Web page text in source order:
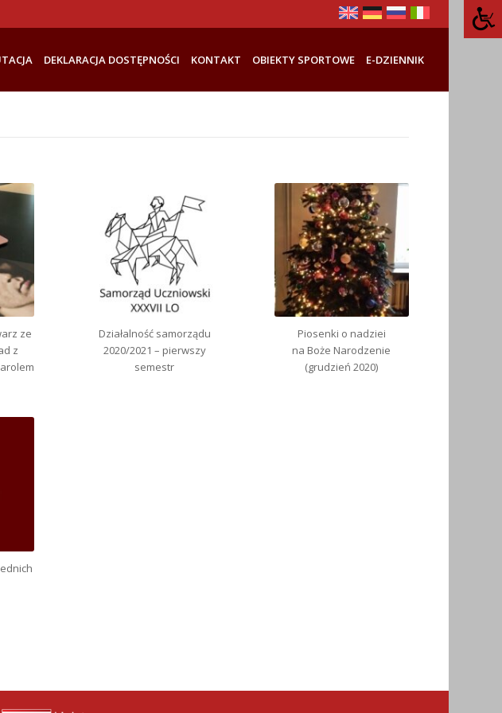
DEKLARACJA DOSTĘPNOŚCI KONTAKT OBIEKTY SPORTOWE E-DZIENNIK
ze
z
Działalność samorządu
2020/2021 – pierwszy
semestr
Piosenki o nadziei
na Boże Narodzenie
(grudzień 2020)